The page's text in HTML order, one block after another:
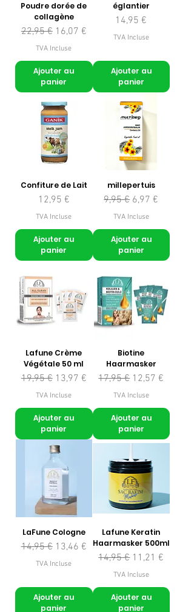
Poudre dorée de
collagène
Prix original
22,95 € Prix promotionnel
16,07 €
TVA Incluse
Ajouter au
panier
églantier
Prix
14,95 €
TVA Incluse
Ajouter au
panier
Confiture de Lait
Prix
12,95 €
TVA Incluse
Ajouter au
panier
millepertuis
Prix original
9,95 € Prix
6,97 €
TVA Incluse
Ajouter au
panier
Lafune Crème
Végétale 50 ml
Prix original
19,95 € Prix promotionnel
13,97 €
TVA Incluse
Ajouter au
panier
Biotine
Haarmasker
Prix original
17,95 € Prix
12,57 €
TVA Incluse
Ajouter au
panier
LaFune Cologne
Prix original
14,95 € Prix promotionnel
13,46 €
TVA Incluse
Ajouter au
panier
Lafune Keratin
Haarmasker 500ml
Prix original
14,95 € Prix
11,21 €
TVA Incluse
Ajouter au
panier